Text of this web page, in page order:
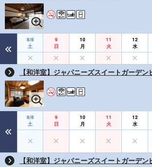
8/8
土
9
日
10
月
11
火
12
水
【和洋室】ジャパニーズスイートガーデ
8/8
土
9
日
10
月
11
火
12
水
【和洋室】ジャパニーズスイートガーデ